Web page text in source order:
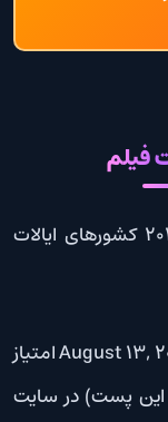
فیلم
فیلم Don’t Breathe 2 محصول سال 2021 کشورهای ایالات
نگارش این پست) در سایت